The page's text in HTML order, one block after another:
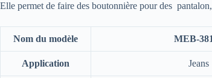
Elle permet de faire des boutonnière pour des
Nom du modèle MEB-
Application Jeans